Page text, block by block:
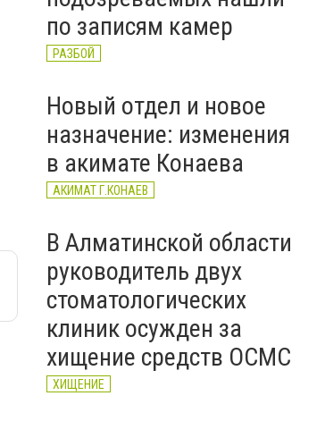
сотының төрағасы болып
Роллан Дүйсенбиев
тағайындалды
по записям камер
РАЗБОЙ
Новый отдел и новое
назначение: изменения
в акимате Конаева
АКИМАТ Г.КОНАЕВ
В Алматинской области
руководитель двух
стоматологических
клиник осужден за
хищение средств ОСМС
ХИЩЕНИЕ